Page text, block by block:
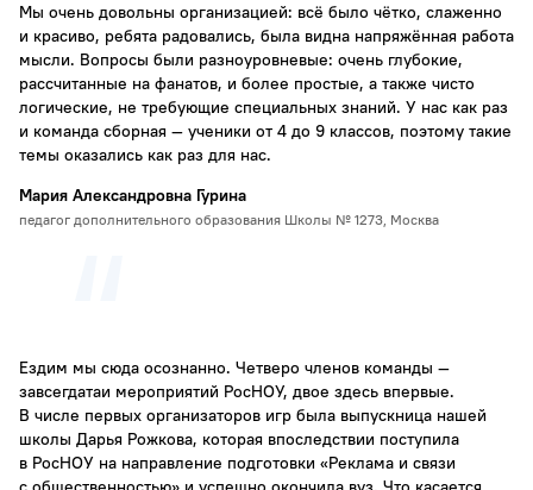
Мы очень довольны организацией: всё было чётко, слаженно
и красиво, ребята радовались, была видна напряжённая работа
мысли. Вопросы были разноуровневые: очень глубокие,
рассчитанные на фанатов, и более простые, а также чисто
логические, не требующие специальных знаний. У нас как раз
и команда сборная — ученики от 4 до 9 классов, поэтому такие
темы оказались как раз для нас.
Мария Александровна Гурина
педагог дополнительного образования Школы № 1273, Москва
Ездим мы сюда осознанно. Четверо членов команды —
завсегдатаи мероприятий РосНОУ, двое здесь впервые.
В числе первых организаторов игр была выпускница нашей
школы Дарья Рожкова, которая впоследствии поступила
в РосНОУ на направление подготовки «Реклама и связи